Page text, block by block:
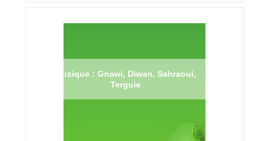
Musique : Gnawi, Diwan, Sahraoui,
Terguie